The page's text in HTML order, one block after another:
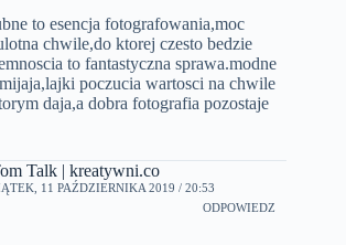
to esencja fotografowania,moc
chwile,do ktorej czesto bedzie
to fantastyczna sprawa.modne
poczucia wartosci na chwile
daja,a dobra fotografia pozostaje
Talk | kreatywni.co
11 PAŹDZIERNIKA 2019 / 20:53
ODPOWIEDZ